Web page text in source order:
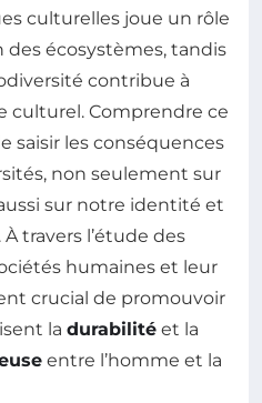
culturelles joue un rôle
des écosystèmes, tandis
contribue à
culturel. Comprendre ce
saisir les conséquences
non seulement sur
sur notre identité et
travers l’étude des
humaines et leur
crucial de promouvoir
la durabilité et la
entre l’homme et la